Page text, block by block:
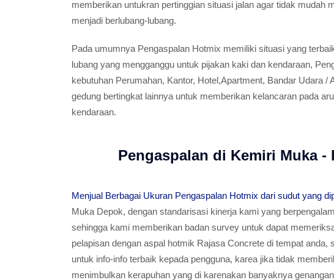
memberikan untukran pertinggian situasi jalan agar tidak mudah
menjadi berlubang-lubang.
Pada umumnya Pengaspalan Hotmix memiliki situasi yang
lubang yang mengganggu untuk pijakan kaki dan kendaraan,
kebutuhan Perumahan, Kantor, Hotel,Apartment, Bandar Udara
gedung bertingkat lainnya untuk memberikan kelancaran pada
kendaraan.
Pengaspalan di Kemiri Muka -
Menjual Berbagai Ukuran Pengaspalan Hotmix dari sudut yang
Muka Depok, dengan standarisasi kinerja kami yang
sehingga kami memberikan badan survey untuk dapat
pelapisan dengan aspal hotmik Rajasa Concrete di tempat
untuk info-info terbaik kepada pengguna, karea jika tidak
menimbulkan kerapuhan yang di karenakan banyaknya